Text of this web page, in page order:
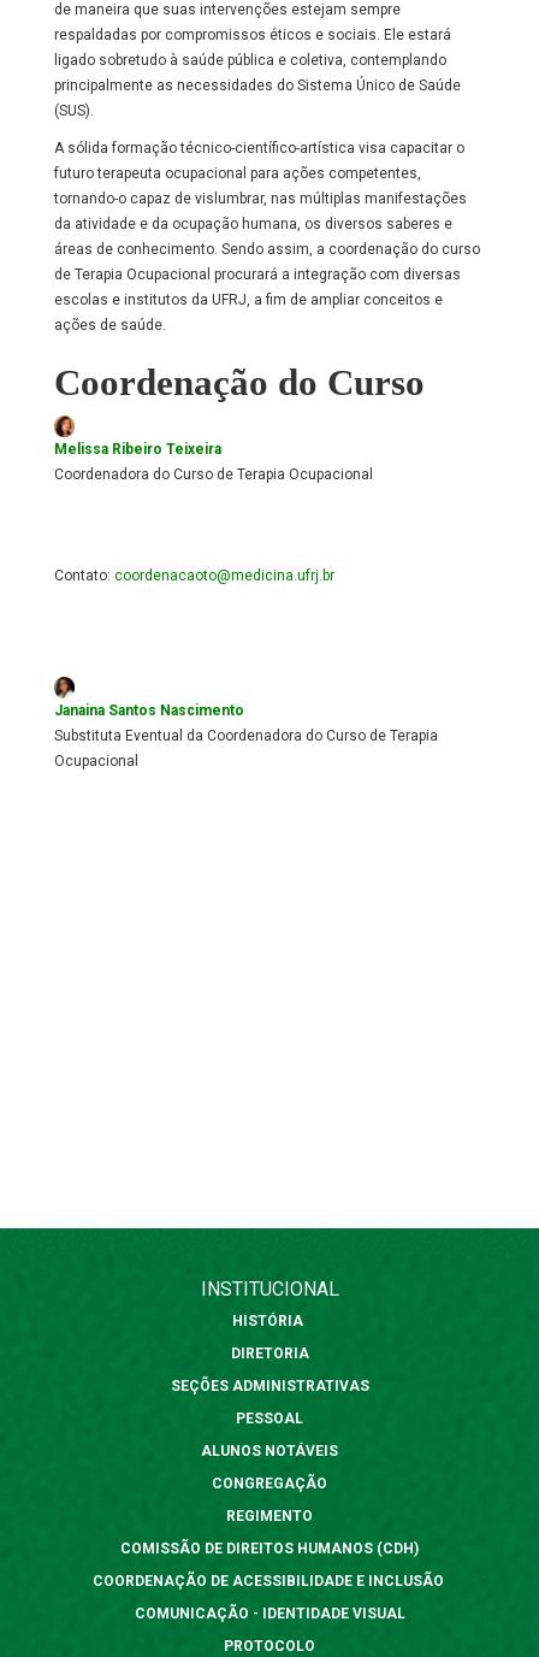
de maneira que suas intervenções estejam sempre
respaldadas por compromissos éticos e sociais. Ele estará
ligado sobretudo à saúde pública e coletiva, contemplando
principalmente as necessidades do Sistema Único de Saúde
(SUS).
A sólida formação técnico-científico-artística visa capacitar o
futuro terapeuta ocupacional para ações competentes,
tornando-o capaz de vislumbrar, nas múltiplas manifestações
da atividade e da ocupação humana, os diversos saberes e
áreas de conhecimento. Sendo assim, a coordenação do curso
de Terapia Ocupacional procurará a integração com diversas
escolas e institutos da UFRJ, a fim de ampliar conceitos e
ações de saúde.
Coordenação do Curso
Melissa Ribeiro Teixeira
Coordenadora do Curso de Terapia Ocupacional
Contato: coordenacaoto@medicina.ufrj.br
Janaina Santos Nascimento
Substituta Eventual da Coordenadora do Curso de Terapia
Ocupacional
INSTITUCIONAL
HISTÓRIA
DIRETORIA
SEÇÕES ADMINISTRATIVAS
PESSOAL
ALUNOS NOTÁVEIS
CONGREGAÇÃO
REGIMENTO
COMISSÃO DE DIREITOS HUMANOS (CDH)
COORDENAÇÃO DE ACESSIBILIDADE E INCLUSÃO
COMUNICAÇÃO - IDENTIDADE VISUAL
PROTOCOLO